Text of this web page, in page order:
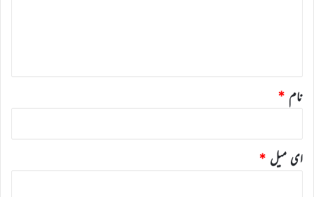
نام *
ای میل *